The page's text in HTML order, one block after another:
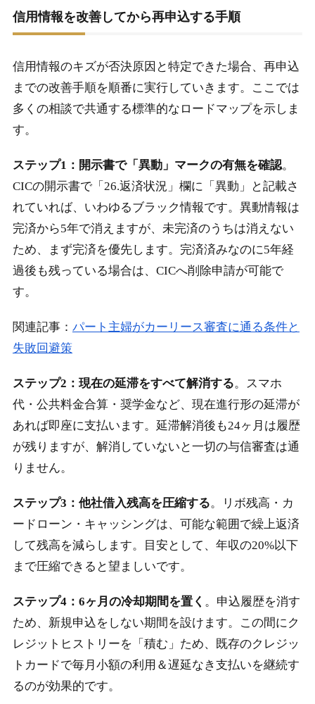
信用情報を改善してから再申込する手順
信用情報のキズが否決原因と特定できた場合、再申込
までの改善手順を順番に実行していきます。ここでは
多くの相談で共通する標準的なロードマップを示しま
す。
ステップ1：開示書で「異動」マークの有無を確認。
CICの開示書で「26.返済状況」欄に「異動」と記載さ
れていれば、いわゆるブラック情報です。異動情報は
完済から5年で消えますが、未完済のうちは消えない
ため、まず完済を優先します。完済済みなのに5年経
過後も残っている場合は、CICへ削除申請が可能で
す。
関連記事： パート主婦がカーリース審査に通る条件と
失敗回避策
ステップ2：現在の延滞をすべて解消する。スマホ
代・公共料金合算・奨学金など、現在進行形の延滞が
あれば即座に支払います。延滞解消後も24ヶ月は履歴
が残りますが、解消していないと一切の与信審査は通
りません。
ステップ3：他社借入残高を圧縮する。リボ残高・カ
ードローン・キャッシングは、可能な範囲で繰上返済
して残高を減らします。目安として、年収の20%以下
まで圧縮できると望ましいです。
ステップ4：6ヶ月の冷却期間を置く 。申込履歴を消す
ため、新規申込をしない期間を設けます。この間にク
レジットヒストリーを「積む」ため、既存のクレジッ
トカードで毎月小額の利用＆遅延なき支払いを継続す
るのが効果的です。